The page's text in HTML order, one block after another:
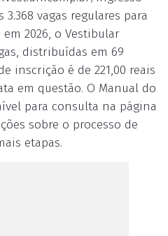
vagas regulares para
2026, o Vestibular
distribuídas em 69
inscrição é de 221,00 reais
em questão. O Manual do
para consulta na página
sobre o processo de
etapas.